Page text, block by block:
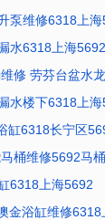
泵维修6318上海
水6318上海5692
修 劳芬台盆水
水楼下6318上
缸6318长宁区
桶维修5692马
6318上海5692
金浴缸维修6318